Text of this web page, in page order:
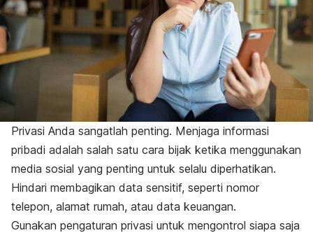
Privasi Anda sangatlah penting. Menjaga informasi
pribadi adalah salah satu cara bijak ketika menggunakan
media sosial yang penting untuk selalu diperhatikan.
Hindari membagikan data sensitif, seperti nomor
telepon, alamat rumah, atau data keuangan.
Gunakan pengaturan privasi untuk mengontrol siapa saja